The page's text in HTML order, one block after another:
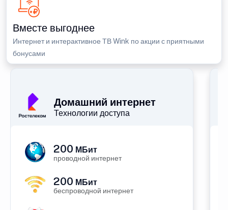
Вместе выгоднее
Интернет и интерактивное ТВ Wink по акции с приятными
бонусами
Домашний интернет
Технологии доступа
200 МБит
проводной интернет
200 МБит
беспроводной интернет